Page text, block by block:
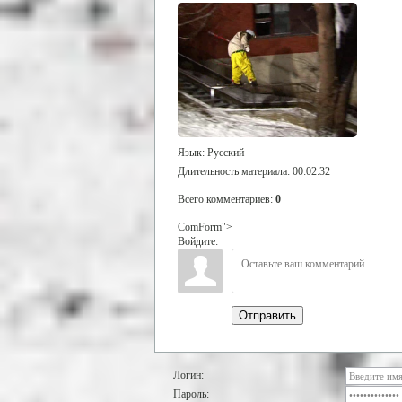
Язык: Русский
Длительность материала: 00:02:32
Всего комментариев: 0
ComForm">
Войдите:
Отправить
Логин:
Пароль: